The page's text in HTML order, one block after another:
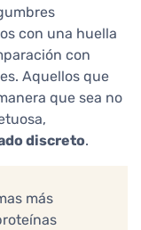
con una huella
con
Aquellos que
que sea no
discreto.
más